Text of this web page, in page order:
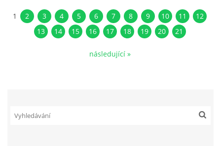
1 2 3 4 5 6 7 8 9 10 11
12
13
14 15 16 17 18 19 20 21
následující »